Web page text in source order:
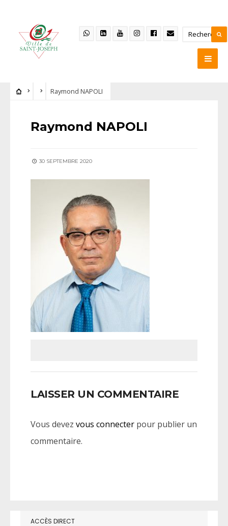
Raymond NAPOLI
Raymond NAPOLI
30 SEPTEMBRE 2020
LAISSER UN COMMENTAIRE
Vous devez vous connecter pour publier un
commentaire.
ACCÈS DIRECT